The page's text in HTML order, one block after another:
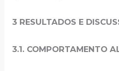
3 RESULTADOS E
3.1. COMPORTAMENTO